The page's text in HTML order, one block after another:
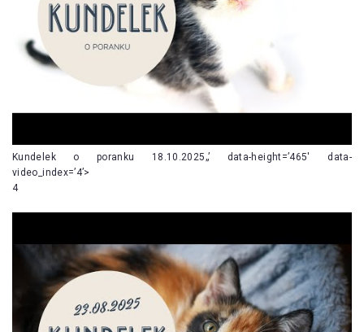
Kundelek o poranku 18.10.2025„’ data-height=’465′ data-
video_index=’4’>
4